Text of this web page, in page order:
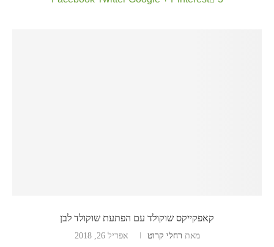
קאפקייקס שוקולד עם הפתעת שוקולד לבן
מאת רחלי קרוט אפריל 26, 2018